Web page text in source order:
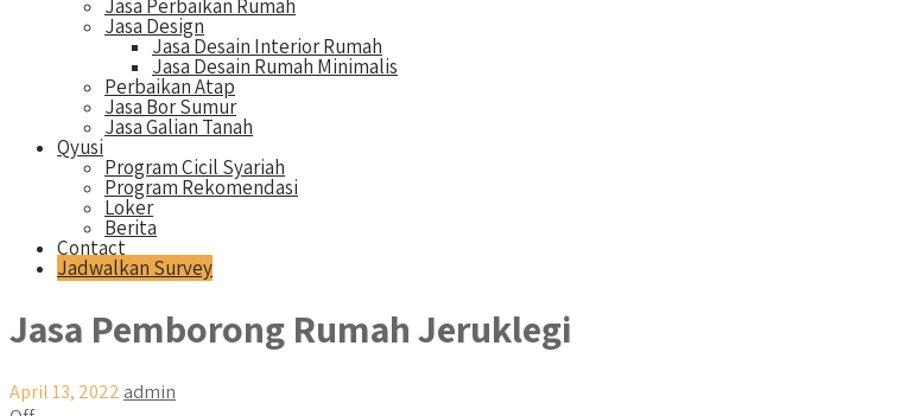
Jasa Perbaikan Rumah
Jasa Design
Jasa Desain Interior Rumah
Jasa Desain Rumah Minimalis
Perbaikan Atap
Jasa Bor Sumur
Jasa Galian Tanah
Qyusi
Program Cicil Syariah
Program Rekomendasi
Loker
Berita
Contact
Jadwalkan Survey
Jasa Pemborong Rumah Jeruklegi
April 13, 2022 admin